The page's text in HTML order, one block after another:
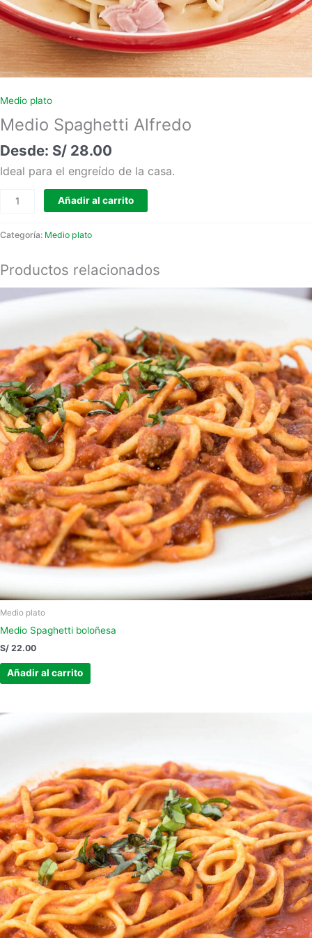
Medio plato
Medio Spaghetti Alfredo
S/ 28.00
Ideal para el engreído de la casa.
Añadir al carrito
Categoría: Medio plato
Productos relacionados
Medio plato
Medio Spaghetti boloñesa
S/ 22.00
Añadir al carrito